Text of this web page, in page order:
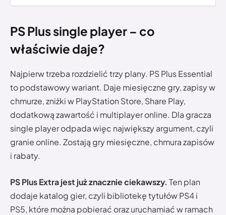
PS Plus single player – co
właściwie daje?
Najpierw trzeba rozdzielić trzy plany. PS Plus Essential
to podstawowy wariant. Daje miesięczne gry, zapisy w
chmurze, zniżki w PlayStation Store, Share Play,
dodatkową zawartość i multiplayer online. Dla gracza
single player odpada więc największy argument, czyli
granie online. Zostają gry miesięczne, chmura zapisów
i rabaty.
PS Plus Extra jest już znacznie ciekawszy. Ten plan
dodaje katalog gier, czyli bibliotekę tytułów PS4 i
PS5, które można pobierać oraz uruchamiać w ramach